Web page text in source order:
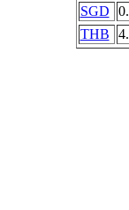
SGD
THB